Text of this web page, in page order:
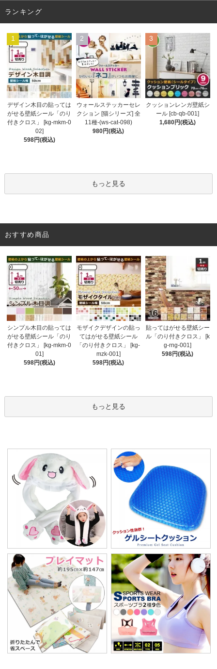
ランキング
1
デザイン木目の貼っては
がせる壁紙シール「のり
付きクロス」 [kg-mkm-0
02]
598円(税込)
2
ウォールステッカーセレ
クション [猫シリーズ] 全
11種-(ws-cat-098)
980円(税込)
3
クッションレンガ壁紙シ
ール [cb-qb-001]
1,680円(税込)
もっと見る
おすすめ商品
シンプル木目の貼っては
がせる壁紙シール「のり
付きクロス」 [kg-mkm-0
01]
598円(税込)
モザイクデザインの貼っ
てはがせる壁紙シール
「のり付きクロス」 [kg-
mzk-001]
598円(税込)
貼ってはがせる壁紙シー
ル「のり付きクロス」 [k
g-rng-001]
598円(税込)
もっと見る